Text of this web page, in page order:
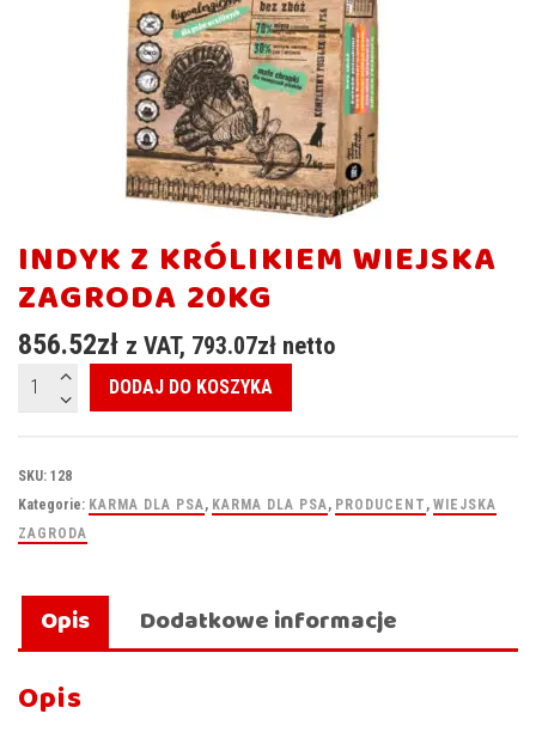
INDYK Z KRÓLIKIEM WIEJSKA
ZAGRODA 20KG
856.52zł z VAT, 793.07zł netto
ilość
INDYK
ZAGRODA
20kg
DODAJ DO KOSZYKA
SKU: 128
Kategorie: KARMA DLA PSA, KARMA DLA PSA, PRODUCENT , WIEJSKA
ZAGRODA
Opis Dodatkowe informacje
Opis